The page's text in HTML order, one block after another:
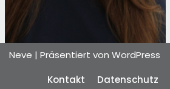
Neve | Präsentiert von WordPress
Kontakt
Datenschutz